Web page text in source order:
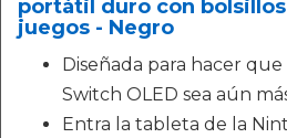
portátil duro con
juegos - Negro
Diseñada para hacer
Switch OLED sea aún
Entra la tableta de la